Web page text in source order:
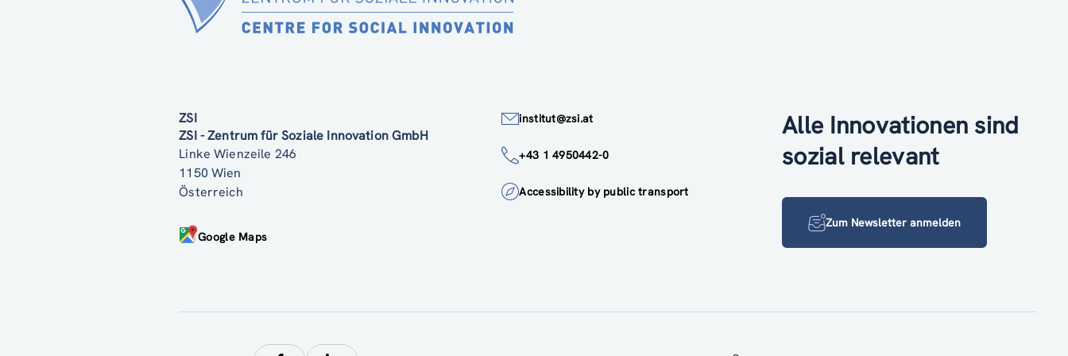
ZSI
ZSI - Zentrum für Soziale Innovation GmbH
Linke Wienzeile 246
1150 Wien
Österreich
Google Maps
institut@zsi.at
+43 1 4950442-0
Accessibility by public transport
Alle Innovationen sind
sozial relevant
Zum Newsletter anmelden